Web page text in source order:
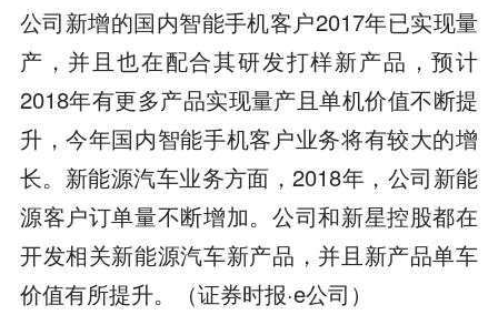
公司新增的国内智能手机客户2017年已实现量
产，并且也在配合其研发打样新产品，预计
2018年有更多产品实现量产且单机价值不断提
升，今年国内智能手机客户业务将有较大的增
长。新能源汽车业务方面，2018年，公司新能
源客户订单量不断增加。公司和新星控股都在
开发相关新能源汽车新产品，并且新产品单车
价值有所提升。（证券时报·e公司）